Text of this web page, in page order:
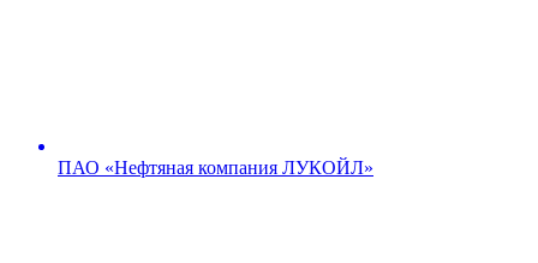
ПАО «Нефтяная компания ЛУКОЙЛ»